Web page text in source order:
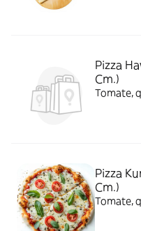
Pizza
Cm.)
Tomate,
Pizza
Cm.)
Tomate,